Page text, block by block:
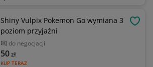
Shiny Vulpix Pokemon Go wymiana 3
poziom przyjaźni
do negocjacji
KUP TERAZ
50zł